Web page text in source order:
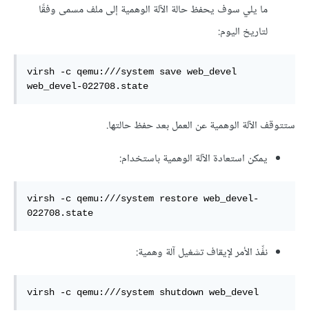
ما يلي سوف يحفظ حالة الآلة الوهمية إلى ملف مسمى وفقًا
لتاريخ اليوم:
virsh -c qemu:///system save web_devel
web_devel-022708.state
ستتوقف الآلة الوهمية عن العمل بعد حفظ حالتها.
يمكن استعادة الآلة الوهمية باستخدام:
virsh -c qemu:///system restore web_devel-
022708.state
نفِّذ الأمر لإيقاف تشغيل آلة وهمية:
virsh -c qemu:///system shutdown web_devel